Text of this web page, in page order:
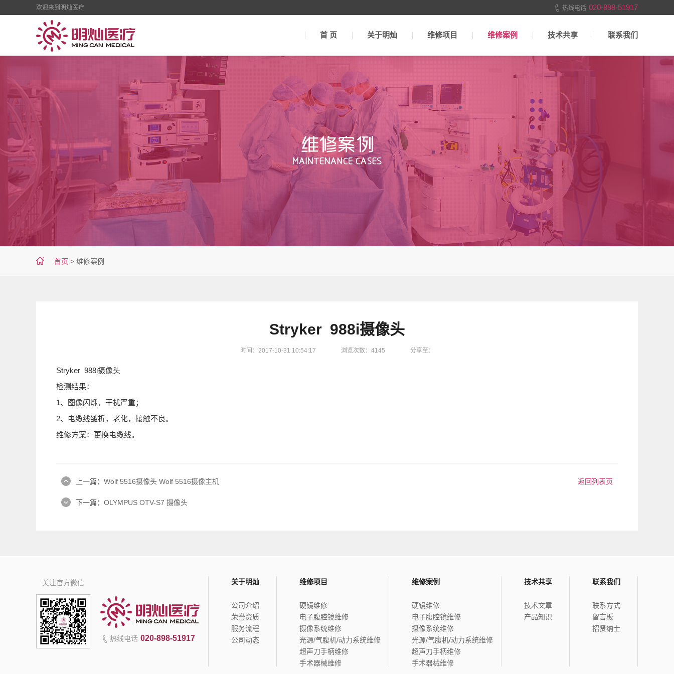
欢迎来到明灿医疗 热线电话 020-898-51917
首 页 关于明灿 维修项目 维修案例 技术共享 联系我们
首页 > 维修案例
Stryker 988i摄像头
时间：2017-10-31 10:54:17 浏览次数：4145 分享至：
Stryker 988i摄像头
检测结果：
1、图像闪烁，干扰严重；
2、电缆线皱折，老化，接触不良。
维修方案：更换电缆线。
上一篇： Wolf 5516摄像头 Wolf 5516摄像主机 返回列表页
下一篇： OLYMPUS OTV-S7 摄像头
关注官方微信
热线电话 020-898-51917
关于明灿
公司介绍
荣誉资质
服务流程
公司动态
维修项目
硬镜维修
电子腹腔镜维修
摄像系统维修
光源/气腹机/动力系统维修
超声刀手柄维修
手术器械维修
维修案例
硬镜维修
电子腹腔镜维修
摄像系统维修
光源/气腹机/动力系统维修
超声刀手柄维修
手术器械维修
技术共享
技术文章
产品知识
联系我们
联系方式
留言板
招贤纳士